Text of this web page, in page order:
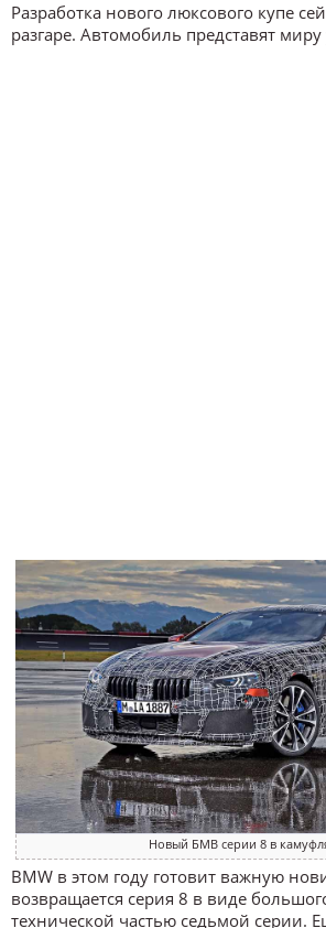
Разработка нового люксового купе
разгаре. Автомобиль представят
Новый БМВ серии 8 в
BMW в этом году готовит важную
возвращается серия 8 в виде
технической частью седьмой серии.